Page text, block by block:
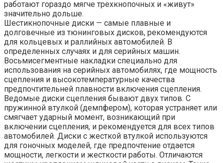
работают гораздо мягче трехкнопочных и «живут»
значительно дольше.
Шестикнопочные диски — самые плавные и
долговечные из тюнинговых дисков, рекомендуются
для кольцевых и раллийных автомобилей. В
определенных случаях и для серийных машин.
Восьмисегментные накладки специально для
использования на серийных автомобилях, где мощность
сцепления и высокотемпературные качества
предпочтительней плавности включения сцепления.
Ведомые диски сцепления бывают двух типов. С
пружинной втулкой (демпфером), которая устраняет или
смягчает ударный момент, возникающий при
включении сцепления, и рекомендуется для всех типов
автомобилей. Диски с жесткой втулкой используются
для гоночных моделей, где предпочтение отдается
мощности, легкости и жесткости работы. Отличаются